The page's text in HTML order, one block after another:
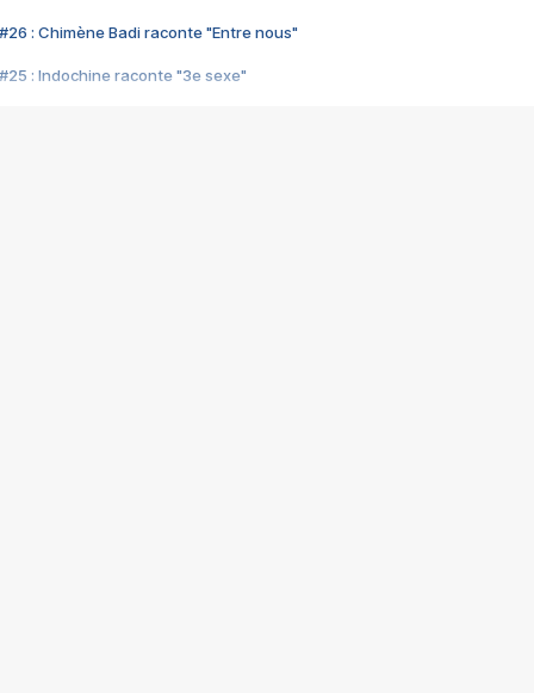
#26 : Chimène Badi raconte "Entre nous"
#25 : Indochine raconte "3e sexe"